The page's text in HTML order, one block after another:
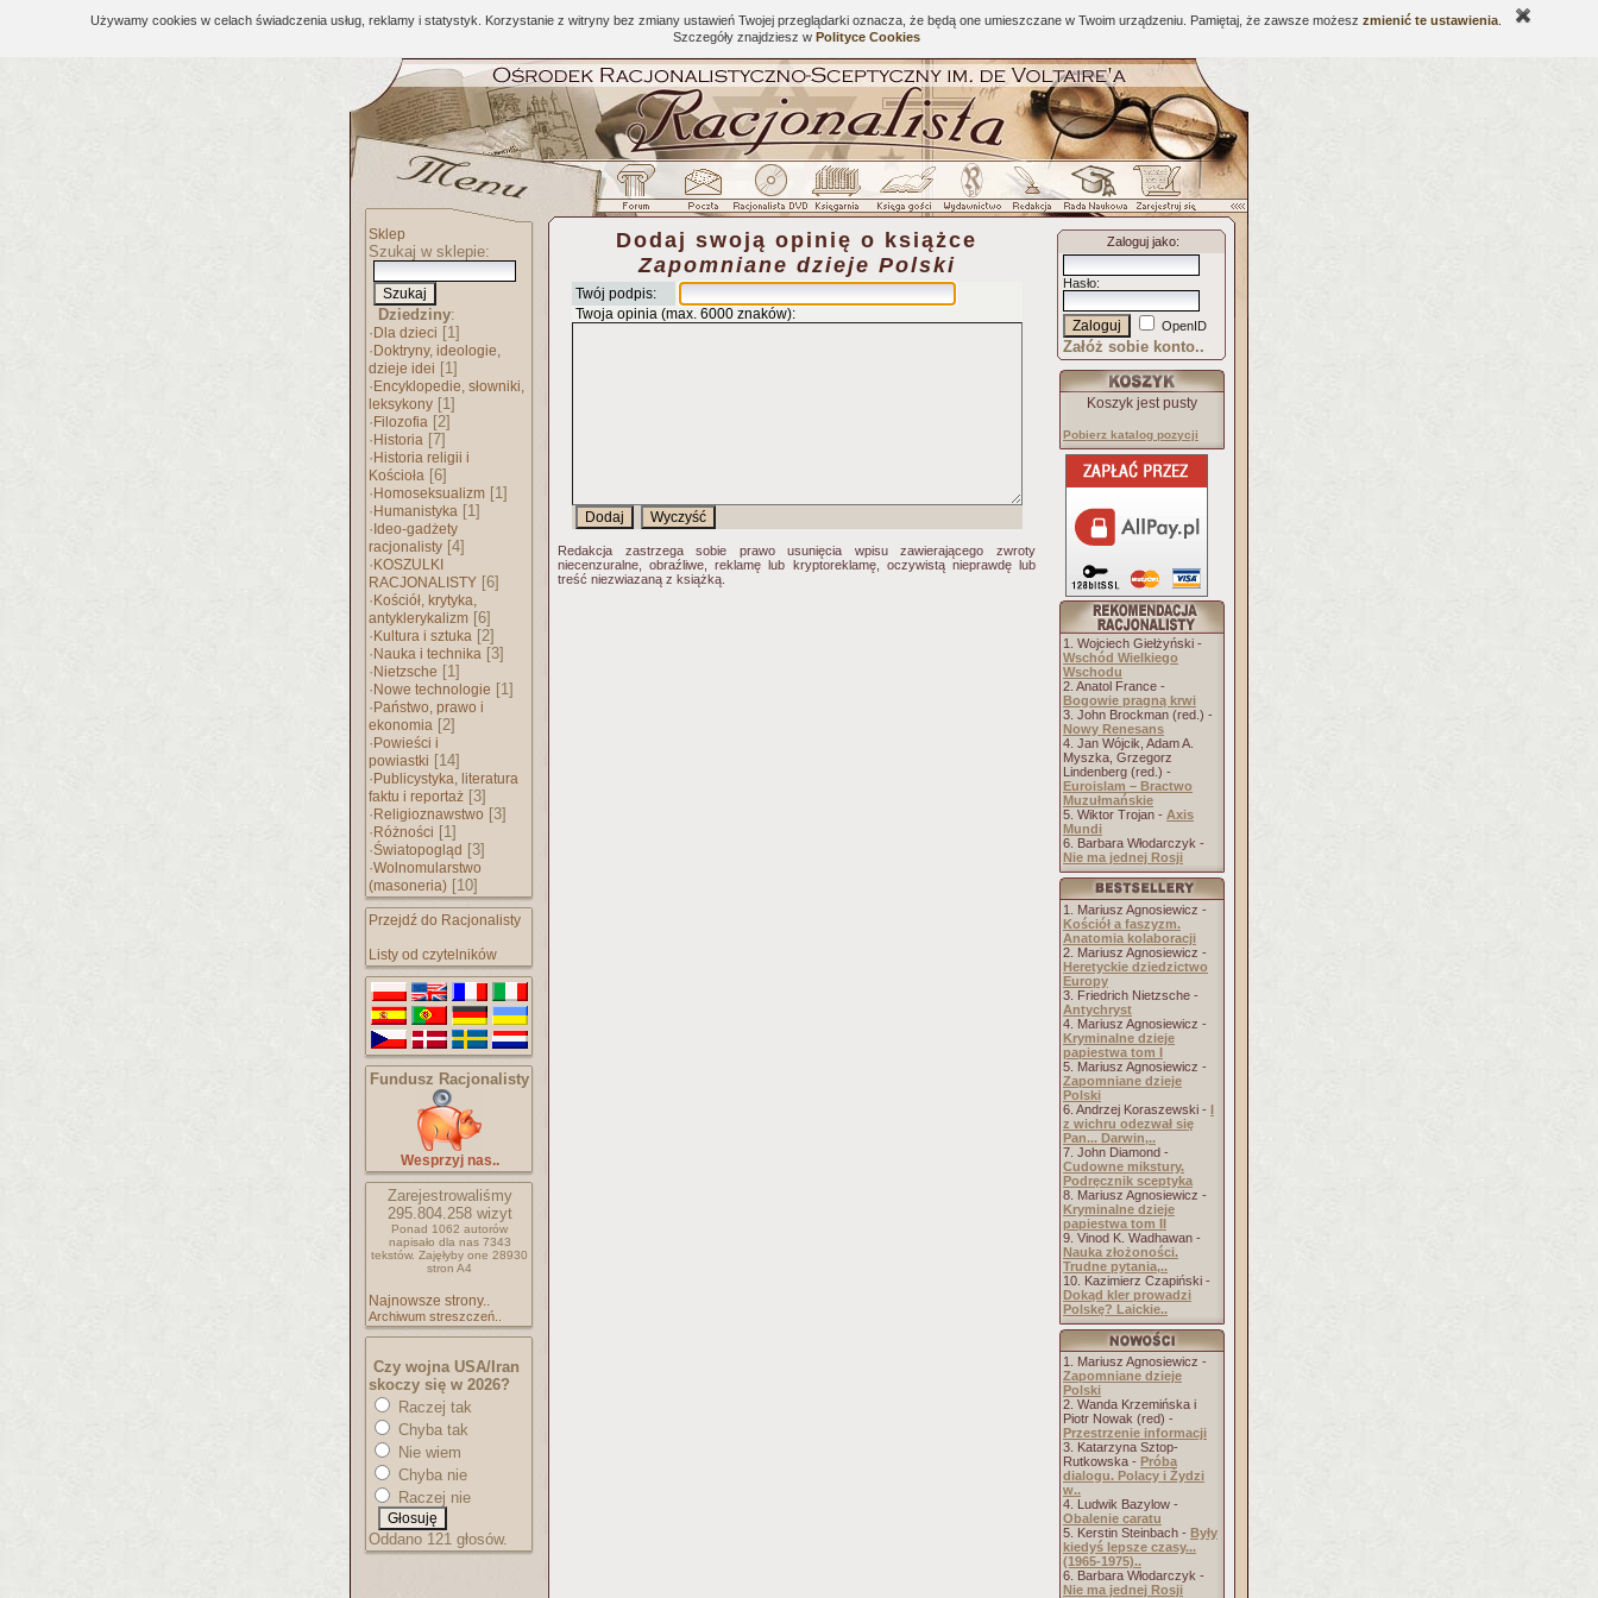
Używamy cookies w celach świadczenia usług, reklamy i statystyk. Korzystanie z witryny bez zmiany ustawień Twojej przeglądarki oznacza, że będą one umieszczane w Twoim urządzeniu. Pamiętaj, że zawsze możesz zmienić te ustawienia
Szczegóły znajdziesz w Polityce Cookies
Sklep
Szukaj w sklepie:
Dziedziny:
· Dla dzieci [1]
· Doktryny, ideologie,
dzieje idei [1]
· Encyklopedie, słowniki,
leksykony [1]
· Filozofia [2]
· Historia [7]
· Historia religii i
Kościoła [6]
· Homoseksualizm [1]
· Humanistyka [1]
· Ideo-gadżety
racjonalisty [4]
· KOSZULKI
RACJONALISTY [6]
· Kościół, krytyka,
antyklerykalizm [6]
· Kultura i sztuka [2]
· Nauka i technika [3]
· Nietzsche [1]
· Nowe technologie [1]
· Państwo, prawo i
ekonomia [2]
· Powieści i
powiastki [14]
· Publicystyka, literatura
faktu i reportaż [3]
· Religioznawstwo [3]
· Różności [1]
·Światopogląd [3]
·Wolnomularstwo
(masoneria) [10]
Przejdź do Racjonalisty
Listy od czytelników
Fundusz Racjonalisty
Wesprzyj nas..
Zarejestrowaliśmy
295.804.258wizyt
Ponad 1062 autorów
napisało dla nas 7343
tekstów. Zajęłyby one 28930
stron A4
Najnowsze strony..
Archiwum streszczeń..
Czy wojna USA/Iran
skoczy się w 2026?
Raczej tak
Chyba tak
Nie wiem
Chyba nie
Raczej nie
Oddano 121 głosów.
Dodaj swoją opinię o książce
Zapomniane dzieje Polski
Twój podpis:
Twoja opinia (max. 6000 znaków):
Redakcja zastrzega sobie prawo usunięcia wpisu zawierającego zwroty
niecenzuralne, obraźliwe, reklamę lub kryptoreklamę, oczywistą nieprawdę lub
treść niezwiazaną z książką.
Zaloguj jako:
Hasło:
OpenID
Załóż sobie konto..
Koszyk jest pusty
Pobierz katalog pozycji
1. Wojciech Giełżyński -
Wschód Wielkiego
Wschodu
2. Anatol France -
Bogowie pragną krwi
3. John Brockman (red.) -
Nowy Renesans
4. Jan Wójcik, Adam A.
Myszka, Grzegorz
Lindenberg (red.) -
Euroislam – Bractwo
Muzułmańskie
5. Wiktor Trojan - Axis
Mundi
6. Barbara Włodarczyk -
Nie ma jednej Rosji
1. Mariusz Agnosiewicz -
Kościół a faszyzm.
Anatomia kolaboracji
2. Mariusz Agnosiewicz -
Heretyckie dziedzictwo
Europy
3. Friedrich Nietzsche -
Antychryst
4. Mariusz Agnosiewicz -
Kryminalne dzieje
papiestwa tom I
5. Mariusz Agnosiewicz -
Zapomniane dzieje
Polski
6. Andrzej Koraszewski - I
z wichru odezwał się
Pan... Darwin,..
7. John Diamond -
Cudowne mikstury.
Podręcznik sceptyka
8. Mariusz Agnosiewicz -
Kryminalne dzieje
papiestwa tom II
9. Vinod K. Wadhawan -
Nauka złożoności.
Trudne pytania,..
10. Kazimierz Czapiński -
Dokąd kler prowadzi
Polskę? Laickie..
1. Mariusz Agnosiewicz -
Zapomniane dzieje
Polski
2. Wanda Krzemińska i
Piotr Nowak (red) -
Przestrzenie informacji
3. Katarzyna Sztop-
Rutkowska - Próba
dialogu. Polacy i Żydzi
w..
4. Ludwik Bazylow -
Obalenie caratu
5. Kerstin Steinbach - Były
kiedyś lepsze czasy...
(1965-1975)..
6. Barbara Włodarczyk -
Nie ma jednej Rosji